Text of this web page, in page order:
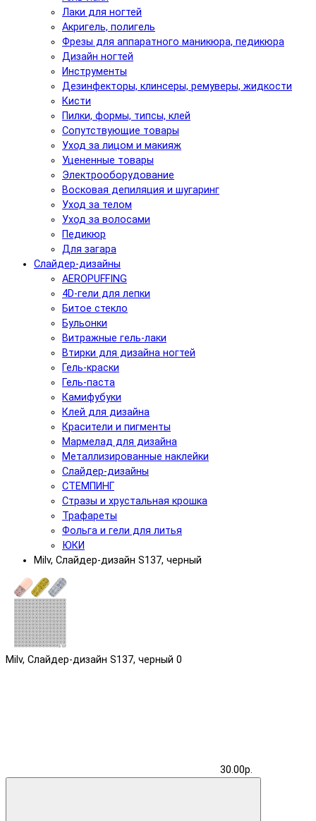
Лаки для ногтей
Акригель, полигель
Фрезы для аппаратного маникюра, педикюра
Дизайн ногтей
Инструменты
Дезинфекторы, клинсеры, ремуверы, жидкости
Кисти
Пилки, формы, типсы, клей
Сопутствующие товары
Уход за лицом и макияж
Уцененные товары
Электрооборудование
Восковая депиляция и шугаринг
Уход за телом
Уход за волосами
Педикюр
Для загара
Слайдер-дизайны
AEROPUFFING
4D-гели для лепки
Битое стекло
Бульонки
Витражные гель-лаки
Втирки для дизайна ногтей
Гель-краски
Гель-паста
Камифубуки
Клей для дизайна
Красители и пигменты
Мармелад для дизайна
Металлизированные наклейки
Слайдер-дизайны
СТЕМПИНГ
Стразы и хрустальная крошка
Трафареты
Фольга и гели для литья
ЮКИ
Milv, Слайдер-дизайн S137, черный
Milv, Слайдер-дизайн S137, черный 0
30.00р.